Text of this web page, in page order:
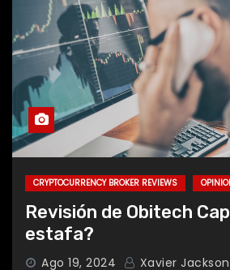
Revisión de
deberías registrarte
corredor?
Revisión De
Plataforma De
Fiable
CRYPTOCURRENCY BROKER REVIEWS
Revisión de Obitech
estafa?
Ago 19, 2024 Xavier Jackson